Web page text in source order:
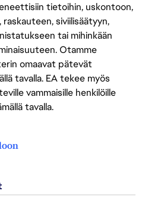
tietoihin, uskontoon,
siviilisäätyyn,
tai mihinkään
Otamme
omaavat pätevät
tavalla. EA tekee myös
vammaisille henkilöille
tavalla.